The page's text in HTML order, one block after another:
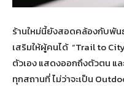
ร้านใหม่นี้ยังสอดคล้องกับพัน
เสริมให้ผู้คนได้ “Trail to
ตัวเอง แสดงออกถึงตัวตน แ
ทุกสถานที่ ไม่ว่าจะเป็น